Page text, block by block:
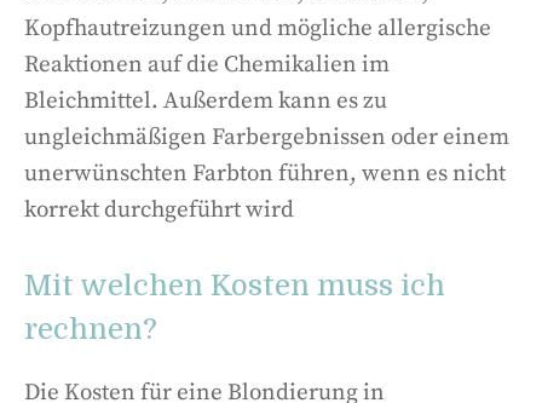
Kopfhautreizungen und mögliche allergische
Reaktionen auf die Chemikalien im
Bleichmittel. Außerdem kann es zu
ungleichmäßigen Farbergebnissen oder einem
unerwünschten Farbton führen, wenn es nicht
korrekt durchgeführt wird
Mit welchen Kosten muss ich
rechnen?
Die Kosten für eine Blondierung in